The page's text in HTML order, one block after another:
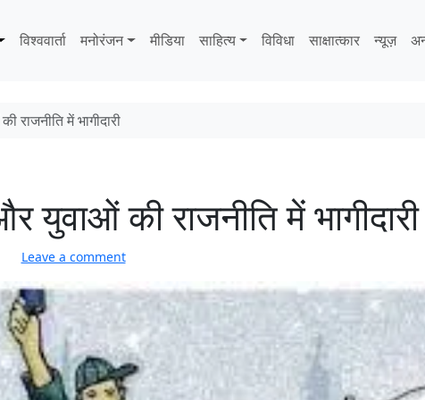
विश्ववार्ता मनोरंजन मीडिया साहित्‍य विविधा साक्षात्‍कार न्यूज़
राजनीति में भागीदारी
युवाओं की राजनीति में भागीदारी
Leave a comment